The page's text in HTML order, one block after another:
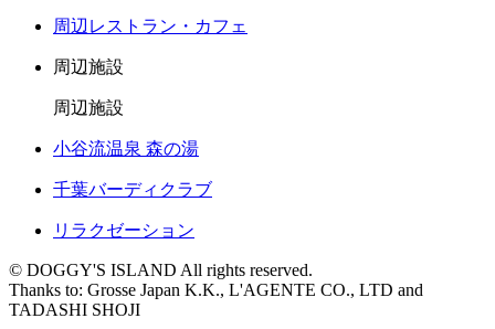
周辺レストラン・カフェ
周辺施設
周辺施設
小谷流温泉 森の湯
千葉バーディクラブ
リラクゼーション
© DOGGY'S ISLAND All rights reserved.
Thanks to: Grosse Japan K.K., L'AGENTE CO., LTD and
TADASHI SHOJI